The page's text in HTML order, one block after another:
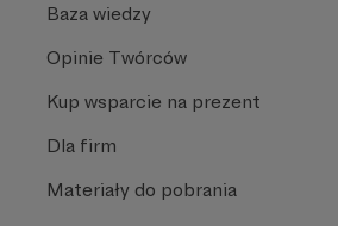
Baza wiedzy
Opinie Twórców
Kup wsparcie na prezent
Dla firm
Materiały do pobrania